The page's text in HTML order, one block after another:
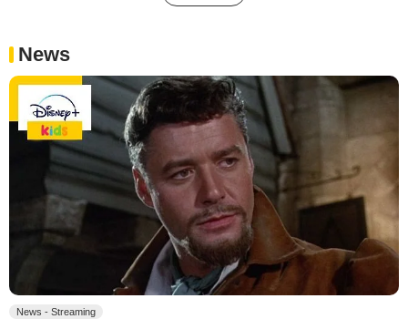
News
News - Streaming